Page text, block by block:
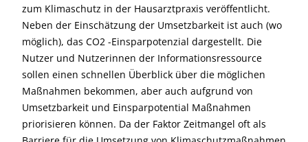
zum Klimaschutz in der Hausarztpraxis veröffentlicht.
Neben der Einschätzung der Umsetzbarkeit ist auch (wo
möglich), das CO2 -Einsparpotenzial dargestellt. Die
Nutzer und Nutzerinnen der Informationsressource
sollen einen schnellen Überblick über die möglichen
Maßnahmen bekommen, aber auch aufgrund von
Umsetzbarkeit und Einsparpotential Maßnahmen
priorisieren können. Da der Faktor Zeitmangel oft als